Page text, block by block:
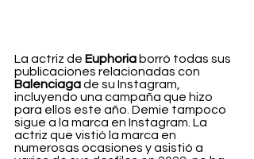
La actriz de Euphoria borró todas sus
publicaciones relacionadas con
Balenciaga de su Instagram,
incluyendo una campaña que hizo
para ellos este año. Demie tampoco
sigue a la marca en Instagram. La
actriz que vistió la marca en
numerosas ocasiones y asistió a